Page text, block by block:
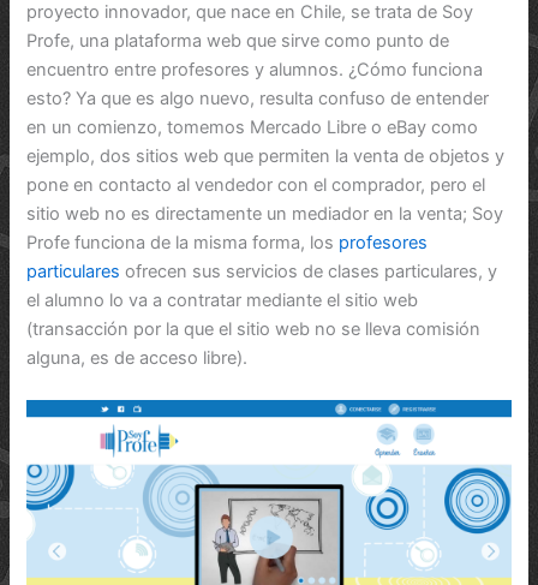
proyecto innovador, que nace en Chile, se trata de Soy
Profe, una plataforma web que sirve como punto de
encuentro entre profesores y alumnos. ¿Cómo funciona
esto? Ya que es algo nuevo, resulta confuso de entender
en un comienzo, tomemos Mercado Libre o eBay como
ejemplo, dos sitios web que permiten la venta de objetos y
pone en contacto al vendedor con el comprador, pero el
sitio web no es directamente un mediador en la venta; Soy
Profe funciona de la misma forma, los profesores
particulares ofrecen sus servicios de clases particulares, y
el alumno lo va a contratar mediante el sitio web
(transacción por la que el sitio web no se lleva comisión
alguna, es de acceso libre).